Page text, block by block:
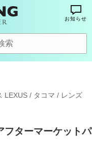
お知らせ
LEXUS / タコマ / レンズ
フターマーケットパ